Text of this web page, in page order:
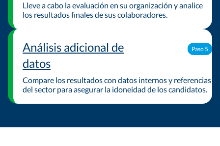
Lleve a cabo la evaluación en su organización y analice
los resultados finales de sus colaboradores.
Análisis adicional de
datos
Paso 5
Compare los resultados con datos internos y referencias
del sector para asegurar la idoneidad de los candidatos.